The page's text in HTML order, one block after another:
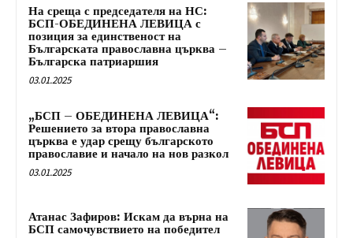
На среща с председателя на НС:
БСП-ОБЕДИНЕНА ЛЕВИЦА с
позиция за единственост на
Българската православна църква –
Българска патриаршия
03.01.2025
„БСП – ОБЕДИНЕНА ЛЕВИЦА“:
Решението за втора православна
църква е удар срещу българското
православие и начало на нов разкол
03.01.2025
Атанас Зафиров: Искам да върна на
БСП самочувствието на победител